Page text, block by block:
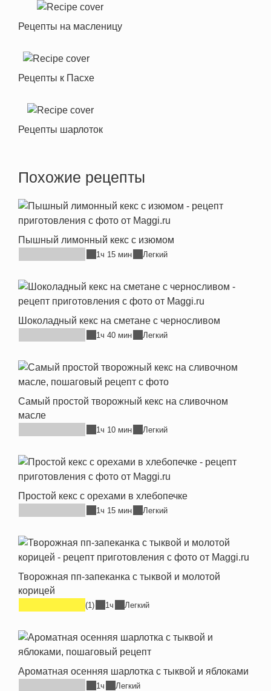
Рецепты на масленицу
Рецепты к Пасхе
Рецепты шарлоток
Похожие рецепты
Пышный лимонный кекс с изюмом
1ч 15 мин Легкий
Шоколадный кекс на сметане с черносливом
1ч 40 мин Легкий
Самый простой творожный кекс на сливочном
масле
1ч 10 мин Легкий
Простой кекс с орехами в хлебопечке
1ч 15 мин Легкий
Творожная пп-запеканка с тыквой и молотой
корицей
(1) 1ч Легкий
Ароматная осенняя шарлотка с тыквой и яблоками
1ч Легкий